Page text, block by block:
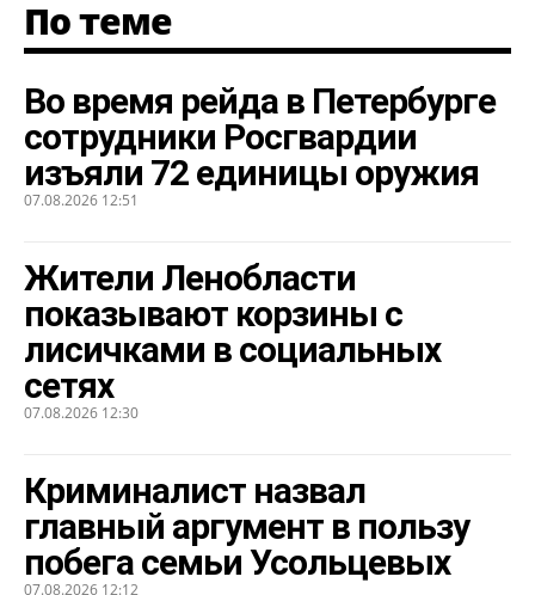
По теме
Во время рейда в Петербурге
сотрудники Росгвардии
изъяли 72 единицы оружия
07.08.2026 12:51
Жители Ленобласти
показывают корзины с
лисичками в социальных
сетях
07.08.2026 12:30
Криминалист назвал
главный аргумент в пользу
побега семьи Усольцевых
07.08.2026 12:12